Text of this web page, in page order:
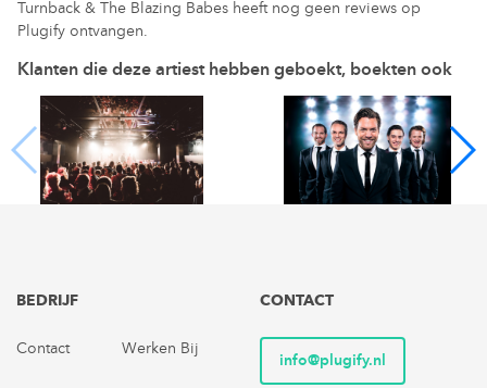
Turnback & The Blazing Babes heeft nog geen reviews op
Plugify ontvangen.
Klanten die deze artiest hebben geboekt, boekten ook
BEDRIJF
Contact Werken Bij
CONTACT
info@plugify.nl